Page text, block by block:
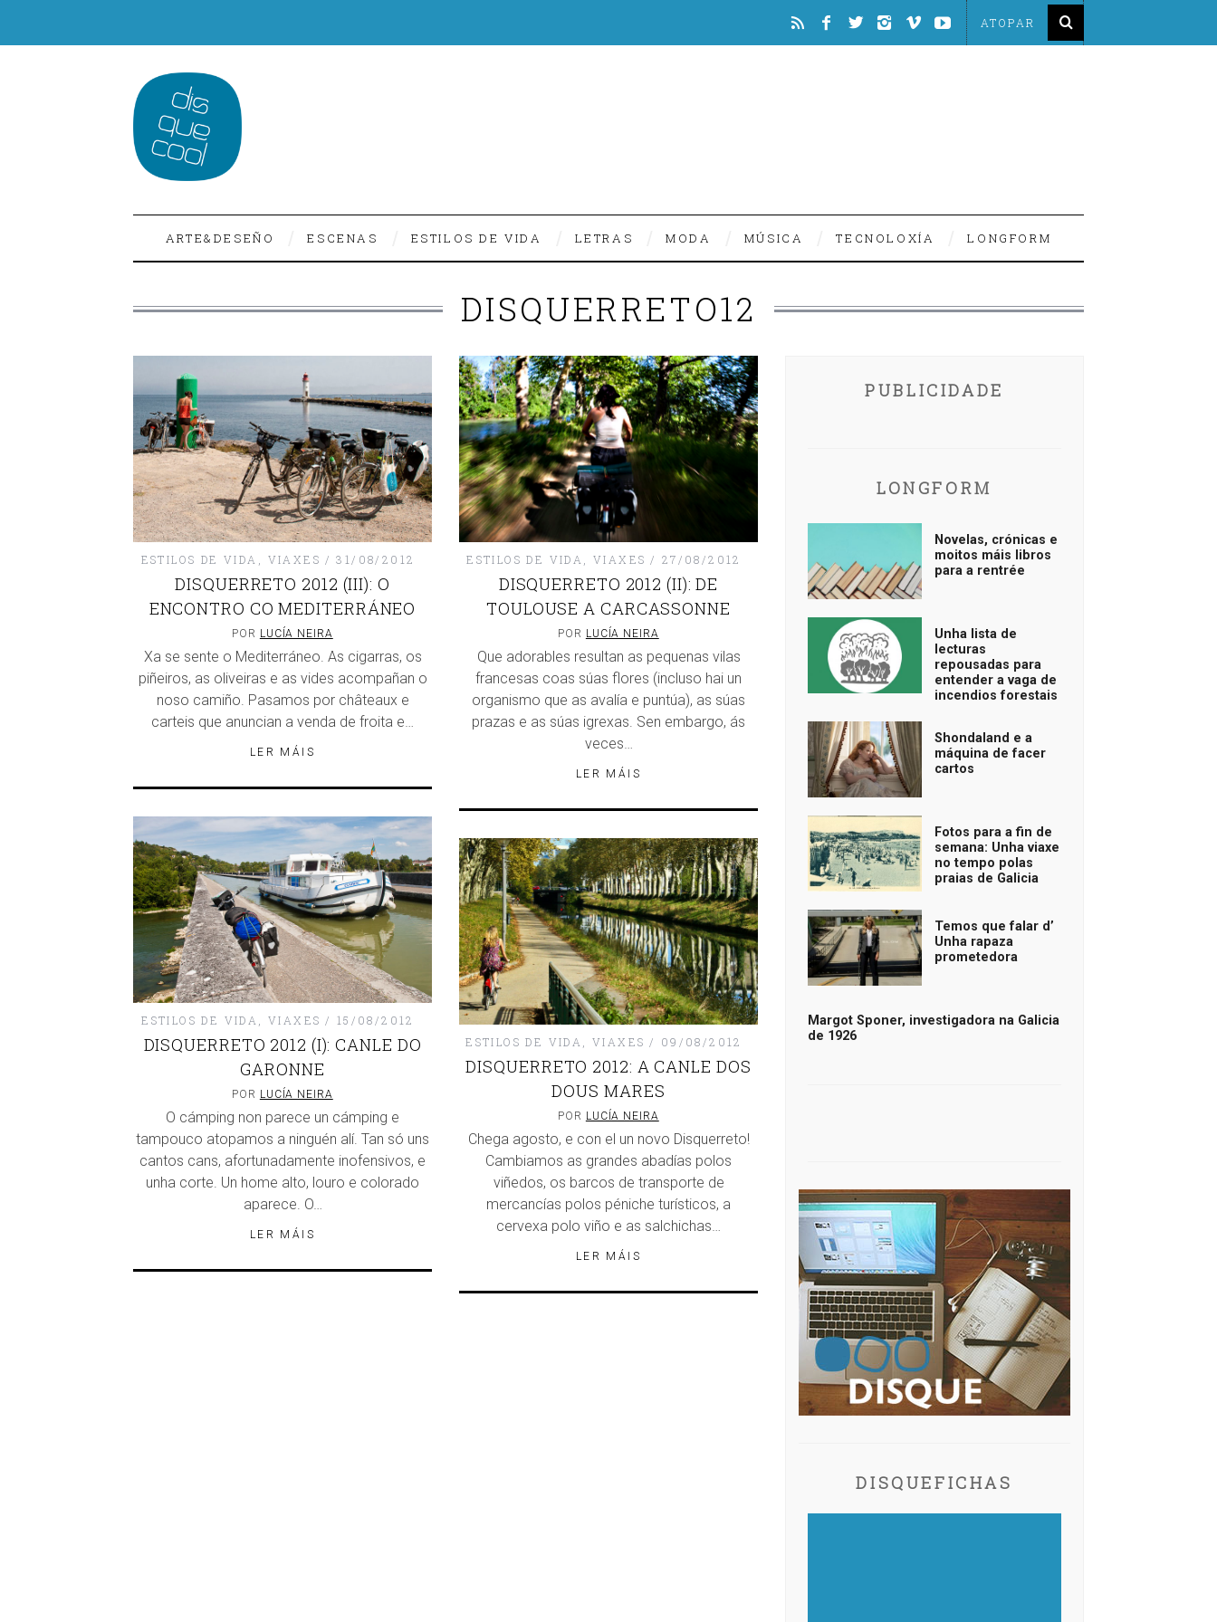
ARTE&DESEÑO ESCENAS ESTILOS DE VIDA LETRAS MODA MÚSICA TECNOLOXÍA LONGFORM
DISQUERRETO12
ESTILOS DE VIDA , VIAXES 31/08/2012
DISQUERRETO 2012 (III): O
ENCONTRO CO MEDITERRÁNEO
POR LUCÍA NEIRA
Xa se sente o Mediterráneo. As cigarras, os
piñeiros, as oliveiras e as vides acompañan o
noso camiño. Pasamos por châteaux e
carteis que anuncian a venda de froita e…
LER MÁIS
ESTILOS DE VIDA, VIAXES 27/08/2012
DISQUERRETO 2012 (II): DE
TOULOUSE A CARCASSONNE
POR LUCÍA NEIRA
Que adorables resultan as pequenas vilas
francesas coas súas flores (incluso hai un
organismo que as avalía e puntúa), as súas
prazas e as súas igrexas. Sen embargo, ás
veces…
LER MÁIS
ESTILOS DE VIDA, VIAXES 15/08/2012
DISQUERRETO 2012 (I): CANLE DO
GARONNE
POR LUCÍA NEIRA
O cámping non parece un cámping e
tampouco atopamos a ninguén alí. Tan só uns
cantos cans, afortunadamente inofensivos, e
unha corte. Un home alto, louro e colorado
aparece. O…
LER MÁIS
ESTILOS DE VIDA, VIAXES 09/08/2012
DISQUERRETO 2012: A CANLE DOS
DOUS MARES
POR LUCÍA NEIRA
Chega agosto, e con el un novo Disquerreto!
Cambiamos as grandes abadías polos
viñedos, os barcos de transporte de
mercancías polos péniche turísticos, a
cervexa polo viño e as salchichas…
LER MÁIS
PUBLICIDADE
LONGFORM
Novelas, crónicas e
moitos máis libros
para a rentrée
Unha lista de
lecturas
repousadas para
entender a vaga de
incendios forestais
Shondaland e a
máquina de facer
cartos
Fotos para a fin de
semana: Unha viaxe
no tempo polas
praias de Galicia
Temos que falar d’
Unha rapaza
prometedora
Margot Sponer, investigadora na Galicia
de 1926
DISQUEFICHAS